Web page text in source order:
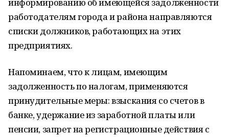
работодателям города и района направляются
списки должников, работающих на этих
предприятиях.
Напоминаем, что к лицам, имеющим
задолженность по налогам, применяются
принудительные меры: взыскания со счетов в
банке, удержание из заработной платы или
пенсии, запрет на регистрационные действия с